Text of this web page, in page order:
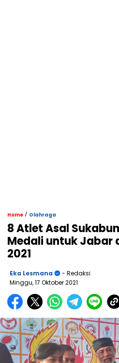
Home / Olahraga
8 Atlet Asal
Medali untuk Jabar
2021
Eka Lesmana
- Redaksi
Minggu, 17 Oktober 2021